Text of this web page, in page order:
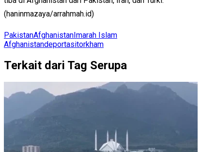
(haninmazaya/arrahmah.id)
PakistanAfghanistanImarah Islam
Afghanistandeportasitorkham
Terkait dari Tag Serupa